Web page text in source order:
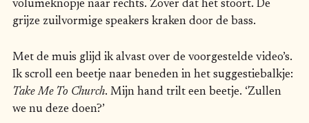
volumeknopje naar rechts. Zover dat het stoort. De
grijze zuilvormige speakers kraken door de bass.
Met de muis glijd ik alvast over de voorgestelde video’s.
Ik scroll een beetje naar beneden in het suggestiebalkje:
Take Me To Church. Mijn hand trilt een beetje. ‘Zullen
we nu deze doen?’